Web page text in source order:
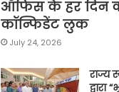
ऑफिस के हर दिन
कॉन्फिडेंट लुक
July 24, 2026
राज्य